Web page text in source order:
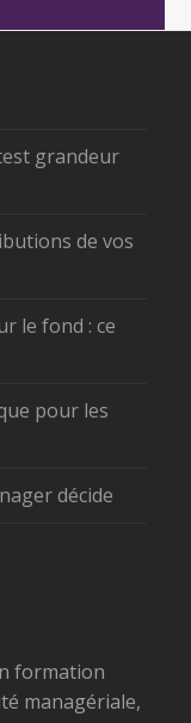
grandeur
de vos
le fond : ce
pour les
décide
formation
managériale,